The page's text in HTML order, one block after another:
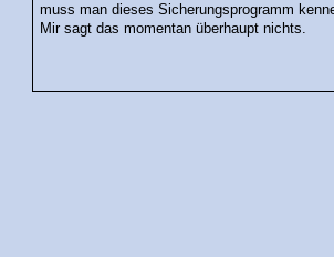
muss man dieses Sicherungsprogramm
Mir sagt das momentan überhaupt nichts.